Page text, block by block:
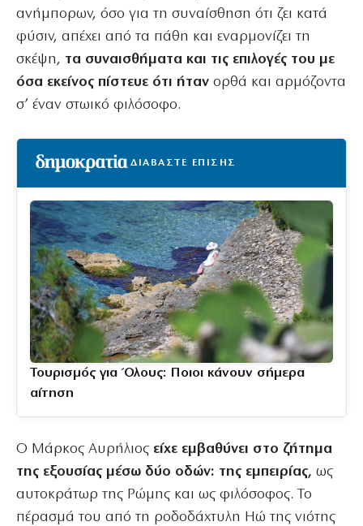
ανήμπορων, όσο για τη συναίσθηση ότι ζει κατά
φύσιν, απέχει από τα πάθη και εναρμονίζει τη
σκέψη, τα συναισθήματα και τις επιλογές του με
όσα εκείνος πίστευε ότι ήταν ορθά και αρμόζοντα
σ’ έναν στωικό φιλόσοφο.
ΔΙΑΒΑΣΤΕ ΕΠΙΣΗΣ
Τουρισμός για Όλους: Ποιοι κάνουν σήμερα
αίτηση
Ο Μάρκος Αυρήλιος είχε εμβαθύνει στο ζήτημα
της εξουσίας μέσω δύο οδών: της εμπειρίας, ως
αυτοκράτωρ της Ρώμης και ως φιλόσοφος. Το
πέρασμά του από τη ροδοδάχτυλη Ηώ της νιότης